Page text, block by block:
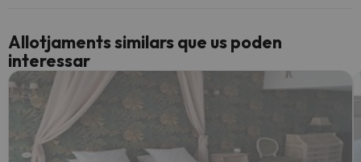
Allotjaments similars que us poden
interessar